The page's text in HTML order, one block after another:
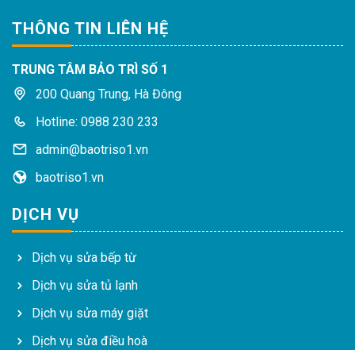
THÔNG TIN LIÊN HỆ
TRUNG TÂM BẢO TRÌ SỐ 1
200 Quang Trung, Hà Đông
Hotline: 0988 230 233
admin@baotriso1.vn
baotriso1.vn
DỊCH VỤ
Dịch vụ sửa bếp từ
Dịch vụ sửa tủ lạnh
Dịch vụ sửa máy giặt
Dịch vụ sửa điều hoà